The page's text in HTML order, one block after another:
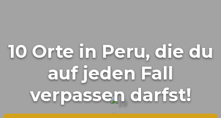
10 Orte in Peru, die du
auf jeden Fall
verpassen darfst!